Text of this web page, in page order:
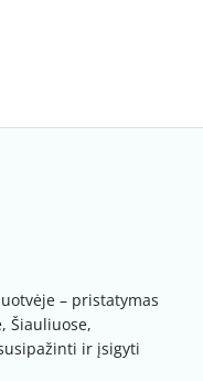
– pristatymas
Šiauliuose,
ir įsigyti